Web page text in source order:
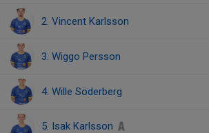
2. Vincent Karlsson
3. Wiggo Persson
4. Wille Söderberg
5. Isak Karlsson